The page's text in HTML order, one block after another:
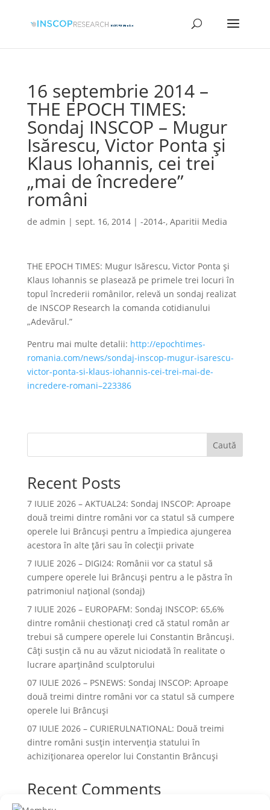
16 septembrie 2014 –
THE EPOCH TIMES:
Sondaj INSCOP – Mugur
Isărescu, Victor Ponta şi
Klaus Iohannis, cei trei
„mai de încredere”
români
de admin | sept. 16, 2014| -2014-, Aparitii Media
THE EPOCH TIMES: Mugur Isărescu, Victor Ponta şi
Klaus Iohannis se plasează pe primele trei locuri în
topul încrederii românilor, relevă un sondaj realizat
de INSCOP Research la comanda cotidianului
„Adevărul.”
Pentru mai multe detalii: http://epochtimes-
romania.com/news/sondaj-inscop-mugur-isarescu-
victor-ponta-si-klaus-iohannis-cei-trei-mai-de-
incredere-romani–223386
Caută
Recent Posts
7 IULIE 2026 – AKTUAL24: Sondaj INSCOP: Aproape
două treimi dintre români vor ca statul să cumpere
operele lui Brâncuşi pentru a împiedica ajungerea
acestora în alte ţări sau în colecţii private
7 IULIE 2026 – DIGI24: Românii vor ca statul să
cumpere operele lui Brâncuși pentru a le păstra în
patrimoniul național (sondaj)
7 IULIE 2026 – EUROPAFM: Sondaj INSCOP: 65,6%
dintre românii chestionați cred că statul român ar
trebui să cumpere operele lui Constantin Brâncuși.
Câți susțin că nu au văzut niciodată în realitate o
lucrare aparținând sculptorului
07 IULIE 2026 – PSNEWS: Sondaj INSCOP: Aproape
două treimi dintre români vor ca statul să cumpere
operele lui Brâncuși
07 IULIE 2026 – CURIERULNATIONAL: Două treimi
dintre români susțin intervenția statului în
achiziționarea operelor lui Constantin Brâncuși
Recent Comments